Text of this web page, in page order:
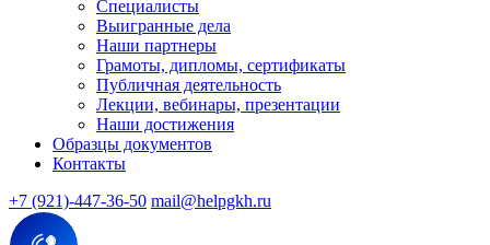
Специалисты
Выигранные дела
Наши партнеры
Грамоты, дипломы, сертификаты
Публичная деятельность
Лекции, вебинары, презентации
Наши достижения
Образцы документов
Контакты
+7 (921)-447-36-50 mail@helpgkh.ru